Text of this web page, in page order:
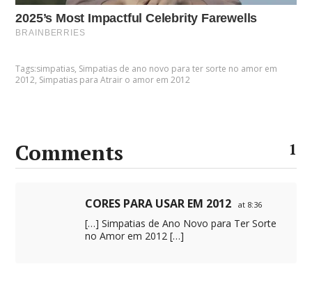
Tags:simpatias, Simpatias de ano novo para ter sorte no amor em
2012, Simpatias para Atrair o amor em 2012
Comments 1
CORES PARA USAR EM 2012 at 8:36
[…] Simpatias de Ano Novo para Ter Sorte
no Amor em 2012 […]